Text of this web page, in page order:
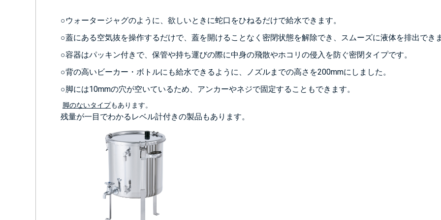
○ウォータージャグのように、欲しいときに蛇口をひねるだけで給水できます。
○蓋にある空気抜を操作するだけで、蓋を開けることなく密閉状態を解除でき、スムーズに液体を排出でき
○容器はパッキン付きで、保管や持ち運びの際に中身の飛散やホコリの侵入を防ぐ密閉タイプです。
○背の高いビーカー・ボトルにも給水できるように、ノズルまでの高さを200mmにしました。
○脚には10mmの穴が空いているため、アンカーやネジで固定することもできます。
脚のないタイプもあります。
残量が一目でわかるレベル計付きの製品もあります。